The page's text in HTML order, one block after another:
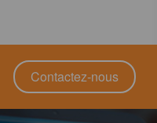
Contactez-nous